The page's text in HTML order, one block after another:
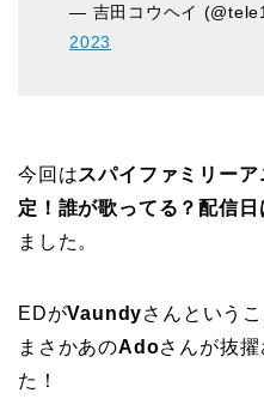
— 吉田コウヘイ
2023
今回はスパイファミリー
定！誰が歌ってる？配信日
ました。
EDがVaundyさんという
まさかあのAdoさんが抜
た！